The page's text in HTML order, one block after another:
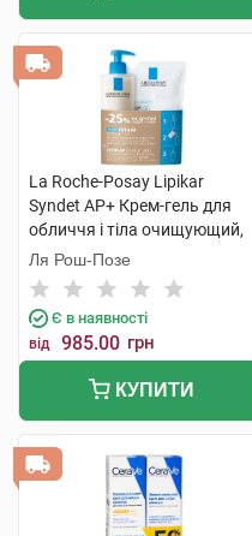
La Roche-Posay Lipikar
Syndet AP+ Крем-гель для
обличчя і тіла очищующий,
для дуже сухої шкіри 400 мл
+ рефіл 400 мл 1 набір
Ля Рош-Позе
Є в наявності
від 985.00 грн
КУПИТИ